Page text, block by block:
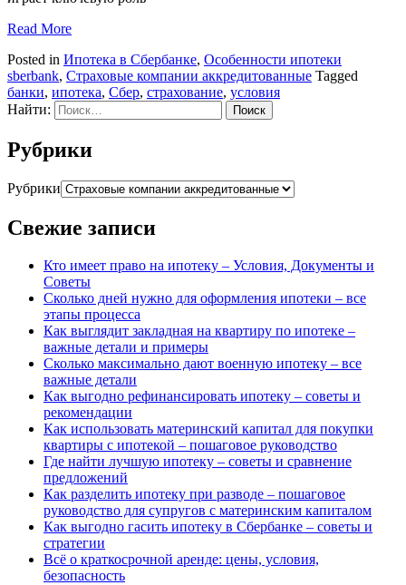
Read More
Posted in Ипотека в Сбербанке, Особенности ипотеки
sberbank, Страховые компании аккредитованные Tagged
банки, ипотека, Сбер, страхование, условия
Найти:
Рубрики
Рубрики
Свежие записи
Кто имеет право на ипотеку – Условия, Документы и
Советы
Сколько дней нужно для оформления ипотеки – все
этапы процесса
Как выглядит закладная на квартиру по ипотеке –
важные детали и примеры
Сколько максимально дают военную ипотеку – все
важные детали
Как выгодно рефинансировать ипотеку – советы и
рекомендации
Как использовать материнский капитал для покупки
квартиры с ипотекой – пошаговое руководство
Где найти лучшую ипотеку – советы и сравнение
предложений
Как разделить ипотеку при разводе – пошаговое
руководство для супругов с материнским капиталом
Как выгодно гасить ипотеку в Сбербанке – советы и
стратегии
Всё о краткосрочной аренде: цены, условия,
безопасность